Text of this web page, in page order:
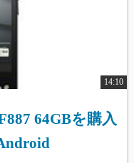
14:10
64GBを購入